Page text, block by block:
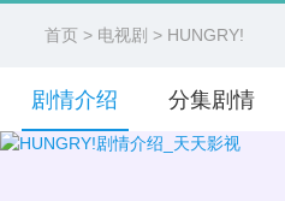
首页 > 电视剧 > HUNGRY!
剧情介绍 分集剧情